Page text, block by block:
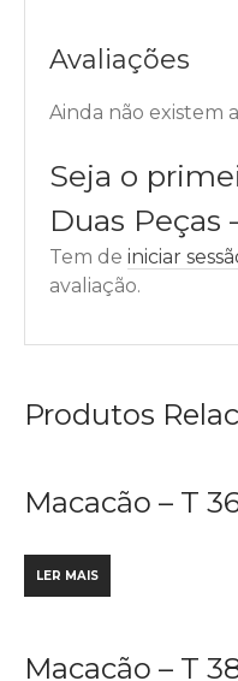
Avaliações
Ainda não existem
Seja o
Duas Peças
Tem de iniciar
avaliação.
Produtos
Macacão – T
LER MAIS
Macacão – T